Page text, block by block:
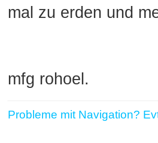
mal zu erden und
mfg rohoel.
Probleme mit Navigation?